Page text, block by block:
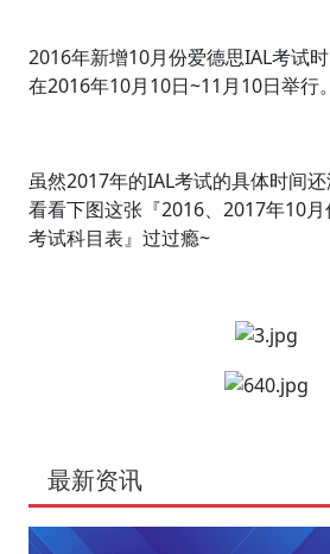
2016年新增10月份爱德思IAL考试
在2016年10月10日~11月10日举行
虽然2017年的IAL考试的具体时间
看看下图这张『2016、2017年10
考试科目表』过过瘾~
最新资讯